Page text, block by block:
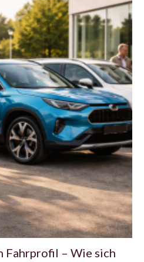
Fahrprofil – Wie sich